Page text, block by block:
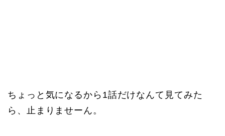
​ちょっと気になるから1話だけなんて見てみた
ら、止まりませーん。